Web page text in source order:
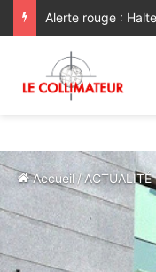
Alerte rouge :
Accueil / ACTUALITÉ